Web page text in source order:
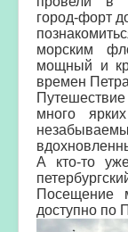
город-форт
морским
мощный и
времен
много
А кто-то
Посещение
доступно по